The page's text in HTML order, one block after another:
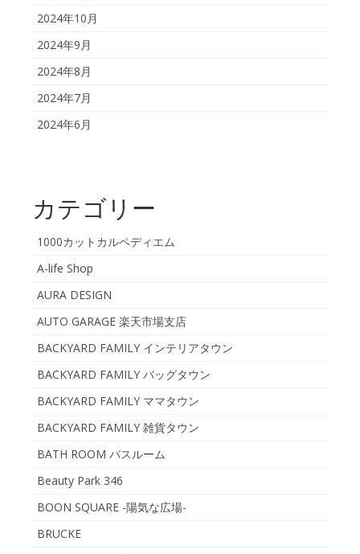
2024年10月
2024年9月
2024年8月
2024年7月
2024年6月
カテゴリー
1000カットカルペディエム
A-life Shop
AURA DESIGN
AUTO GARAGE 楽天市場支店
BACKYARD FAMILY インテリアタウン
BACKYARD FAMILY バッグタウン
BACKYARD FAMILY ママタウン
BACKYARD FAMILY 雑貨タウン
BATH ROOM バスルーム
Beauty Park 346
BOON SQUARE -陽気な広場-
BRUCKE